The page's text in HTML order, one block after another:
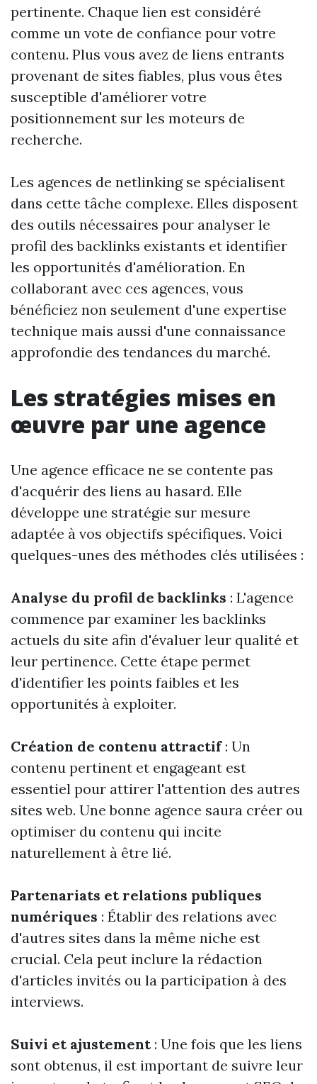
pertinente. Chaque lien est considéré
comme un vote de confiance pour votre
contenu. Plus vous avez de liens entrants
provenant de sites fiables, plus vous êtes
susceptible d'améliorer votre
positionnement sur les moteurs de
recherche.
Les agences de netlinking se spécialisent
dans cette tâche complexe. Elles disposent
des outils nécessaires pour analyser le
profil des backlinks existants et identifier
les opportunités d'amélioration. En
collaborant avec ces agences, vous
bénéficiez non seulement d'une expertise
technique mais aussi d'une connaissance
approfondie des tendances du marché.
Les stratégies mises en
œuvre par une agence
Une agence efficace ne se contente pas
d'acquérir des liens au hasard. Elle
développe une stratégie sur mesure
adaptée à vos objectifs spécifiques. Voici
quelques-unes des méthodes clés utilisées :
Analyse du profil de backlinks : L'agence
commence par examiner les backlinks
actuels du site afin d'évaluer leur qualité et
leur pertinence. Cette étape permet
d'identifier les points faibles et les
opportunités à exploiter.
Création de contenu attractif: Un
contenu pertinent et engageant est
essentiel pour attirer l'attention des autres
sites web. Une bonne agence saura créer ou
optimiser du contenu qui incite
naturellement à être lié.
Partenariats et relations publiques
numériques : Établir des relations avec
d'autres sites dans la même niche est
crucial. Cela peut inclure la rédaction
d'articles invités ou la participation à des
interviews.
Suivi et ajustement: Une fois que les liens
sont obtenus, il est important de suivre leur